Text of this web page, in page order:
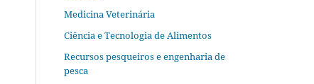
Medicina Veterinária
Ciência e Tecnologia de Alimentos
Recursos pesqueiros e engenharia de
pesca